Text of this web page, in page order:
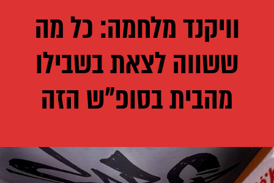
סדרות
המגזין
המדריך
וויקנד מלחמה: כל מה
ששווה לצאת בשבילו
מהבית בסופ"ש הזה